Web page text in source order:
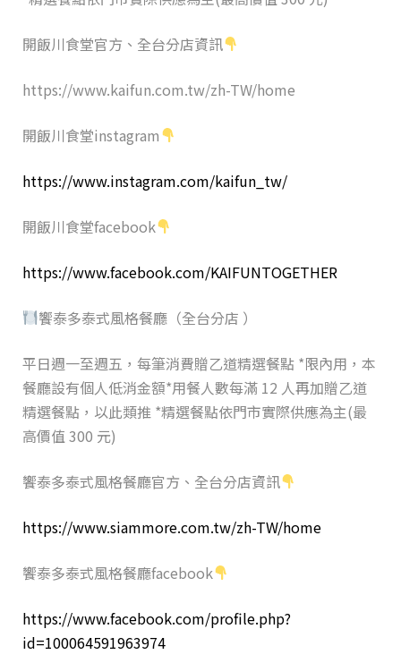
開飯川食堂官方、全台分店資訊
https://www.kaifun.com.tw/zh-TW/home
開飯川食堂instagram
https://www.instagram.com/kaifun_tw/
開飯川食堂facebook
https://www.facebook.com/KAIFUNTOGETHER
饗泰多泰式風格餐廳（全台分店 ）
平日週一至週五，每筆消費贈乙道精選餐點 *限內用，本
餐廳設有個人低消金額*用餐人數每滿 12 人再加贈乙道
精選餐點，以此類推 *精選餐點依門市實際供應為主(最
高價值 300 元)
饗泰多泰式風格餐廳官方、全台分店資訊
https://www.siammore.com.tw/zh-TW/home
饗泰多泰式風格餐廳facebook
https://www.facebook.com/profile.php?
id=100064591963974